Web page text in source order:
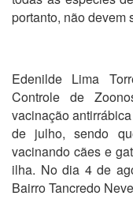
portanto, não devem
Edenilde Lima
Controle de
vacinação
de julho, sendo
vacinando cães e
ilha. No dia 4 de
Bairro Tancredo